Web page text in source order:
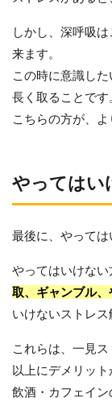
しかし、深呼吸
来ます。
この時に意識し
長く取ることです
こちらの方が、よ
やってはい
最後に、やっては
やってはいけない
取、ギャンブル
いけないストレス
これらは、一見
以上にデメリット
飲酒・カフェイ